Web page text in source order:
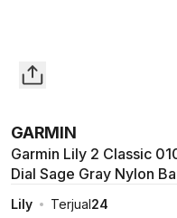
GARMIN
Garmin Lily 2 Classic
Dial Sage Gray Nylon
Lily Terjual24